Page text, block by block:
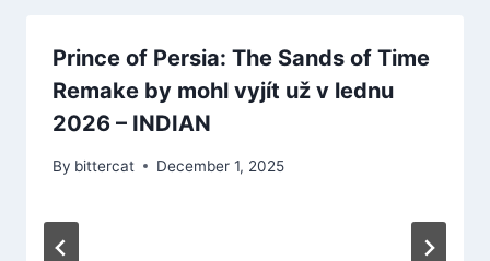
Prince of Persia: The Sands of Time
Remake by mohl vyjít už v lednu
2026 – INDIAN
By bittercat December 1, 2025